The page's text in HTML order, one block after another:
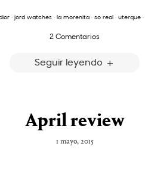
· jord watches· la morenita· so real· uterque·
2 Comentarios
Seguir leyendo
April review
1 mayo, 2015